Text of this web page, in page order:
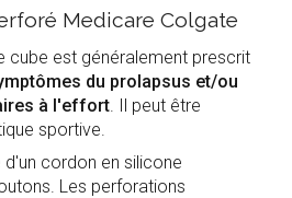
Medicare Colgate
cube est généralement prescrit
du prolapsus et/ou
à l'effort . Il peut être
sportive.
cordon en silicone
Les perforations